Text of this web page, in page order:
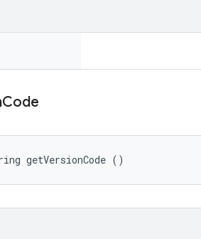
Code
getVersionCode ()